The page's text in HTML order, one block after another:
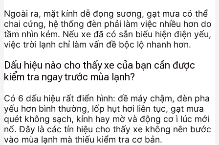
Ngoài ra, mặt kính dễ đọng sương, gạt mưa có thể
chai cứng, hệ thống đèn phải làm việc nhiều hơn do
tầm nhìn kém. Nếu xe đã có sẵn biểu hiện điện yếu,
việc trời lạnh chỉ làm vấn đề bộc lộ nhanh hơn.
Dấu hiệu nào cho thấy xe của bạn cần được
kiểm tra ngay trước mùa lạnh?
Có 6 dấu hiệu rất điển hình: đề máy chậm, đèn pha
yếu hơn bình thường, lốp hụt hơi liên tục, gạt mưa
quét không sạch, kính hay mờ và động cơ ì lúc mới
nổ. Đây là các tín hiệu cho thấy xe không nên bước
vào mùa lạnh mà thiếu kiểm tra cơ bản.